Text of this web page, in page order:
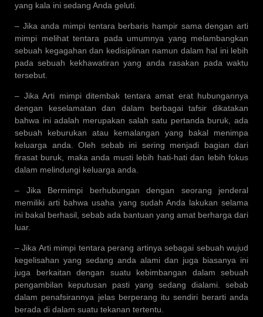
yang kala ini sedang Anda geluti.
– Jika anda mimpi tentara berbaris hampir sama dengan arti
mimpi melihat tentara pada umumnya yang melambangkan
sebuah kegagahan dan kedisiplinan namun dalam hal ini lebih
pada sebuah kekhawatiran yang anda rasakan pada waktu
tersebut.
– Jika Arti mimpi ditembak tentara amat erat hubungannya
dengan keselamatan dan dalam berbagai tafsir dikatakan
bahwa ini adalah merupakan salah satu pertanda buruk, ada
sebuah keburukan atau kemalangan yang bakal menimpa
keluarga anda. Oleh sebab ini sering menjadi bagian dari
firasat buruk, maka anda musti lebih hati-hati dan lebih fokus
dalam melindungi keluarga anda.
– Jika Bermimpi berhubungan dengan seorang jenderal
memiliki arti bahwa usaha yang sudah Anda lakukan selama
ini bakal berhasil, sebab ada bantuan yang amat berharga dari
luar.
– Jika Arti mimpi tentara perang artinya sebagai sebuah wujud
kegelisahan yang sedang anda alami dan juga biasanya ini
juga berkaitan dengan suatu kebimbangan dalam sebuah
pengambilan keputusan pasti yang sedang dialami. sebab
dalam penafsirannya jelas berperang itu sendiri berarti anda
berada di dalam suatu tekanan tertentu.